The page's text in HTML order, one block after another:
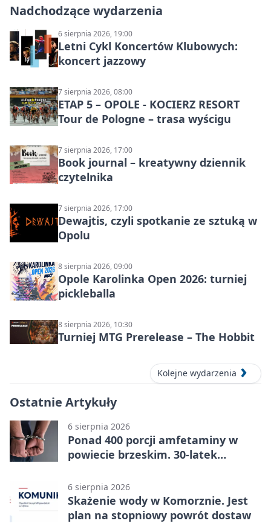
Nadchodzące wydarzenia
6 sierpnia 2026, 19:00
Letni Cykl Koncertów Klubowych:
koncert jazzowy
7 sierpnia 2026, 08:00
ETAP 5 – OPOLE - KOCIERZ RESORT
Tour de Pologne – trasa wyścigu
7 sierpnia 2026, 17:00
Book journal – kreatywny dziennik
czytelnika
7 sierpnia 2026, 17:00
Dewajtis, czyli spotkanie ze sztuką w
Opolu
8 sierpnia 2026, 09:00
Opole Karolinka Open 2026: turniej
pickleballa
8 sierpnia 2026, 10:30
Turniej MTG Prerelease – The Hobbit
Kolejne wydarzenia
Ostatnie Artykuły
6 sierpnia 2026
Ponad 400 porcji amfetaminy w
powiecie brzeskim. 30-latek
6 sierpnia 2026
Skażenie wody w Komorznie. Jest
plan na stopniowy powrót dostaw